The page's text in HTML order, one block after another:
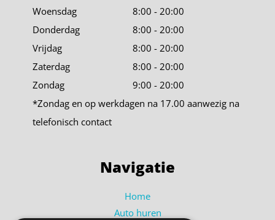
Woensdag
8:00 - 20:00
Donderdag
8:00 - 20:00
Vrijdag
8:00 - 20:00
Zaterdag
8:00 - 20:00
Zondag
9:00 - 20:00
*Zondag en op werkdagen na 17.00 aanwezig na
telefonisch contact
Navigatie
Home
Auto huren